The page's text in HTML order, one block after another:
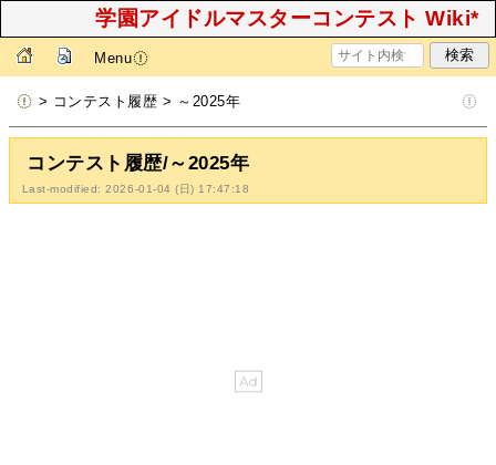
学園アイドルマスターコンテスト Wiki*
Menu
> コンテスト履歴 > ～2025年
コンテスト履歴/～2025年
Last-modified: 2026-01-04 (日) 17:47:18